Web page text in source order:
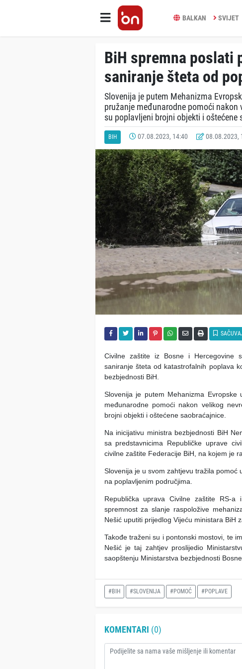
BALKAN SVIJET
BiH spremna poslati
saniranje šteta od
Slovenija je putem Mehanizma
pružanje međunarodne pomoći
su poplavljeni brojni objekti i oštećene
BIH 07.08.2023, 14:40 08.08.2023,
Civilne zaštite iz Bosne i Hercegovine
saniranje šteta od katastrofalnih poplava
bezbjednosti BiH.
Slovenija je putem Mehanizma
međunarodne pomoći nakon velikog
brojni objekti i oštećene saobraćajnice.
Na inicijativu ministra bezbjednosti BiH
sa predstavnicima Republičke uprave
civilne zaštite Federacije BiH, na kojem je
Slovenija je u svom zahtjevu tražila pomoć
na poplavljenim područjima.
Republička uprava Civilne zaštite RS-
spremnost za slanje raspoložive
Nešić uputiti prijedlog Vijeću ministara BiH
Takođe traženi su i pontonski mostovi, te
Nešić je taj zahtjev proslijedio
saopštenju Ministarstva bezbjednosti
#BIH #SLOVENIJA #POMOĆ #POPLAVE
KOMENTARI (0)